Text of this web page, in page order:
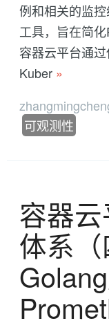
例和相关的监
工具，旨在简
容器云平台通
Kuber »
可观测性
容器
体系